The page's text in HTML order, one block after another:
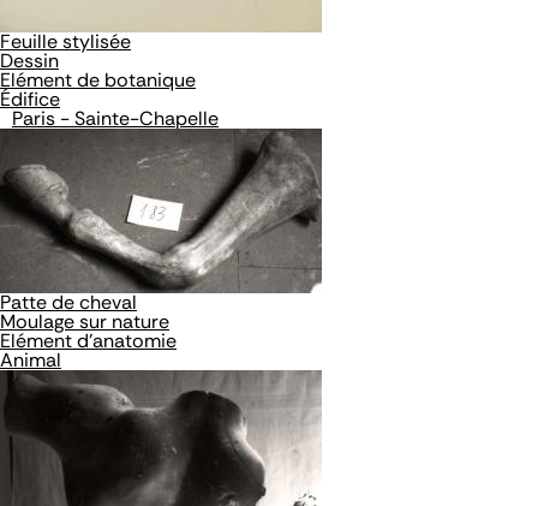
Feuille stylisée
Dessin
Elément de botanique
Édifice
Paris - Sainte-Chapelle
Patte de cheval
Moulage sur nature
Elément d'anatomie
Animal